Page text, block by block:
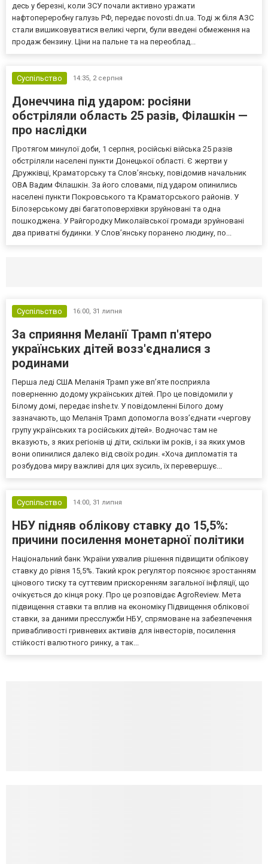
десь у березні, коли ЗСУ почали активно уражати
нафтопереробну галузь РФ, передає novosti.dn.ua. Тоді ж біля АЗС
стали вишиковуватися великі черги, були введені обмеження на
продаж бензину. Ціни на пальне та на переоблад...
Суспільство 14:35, 2 серпня
Донеччина під ударом: росіяни
обстріляли область 25 разів, Філашкін —
про наслідки
Протягом минулої доби, 1 серпня, російські війська 25 разів
обстріляли населені пункти Донецької області. Є жертви у
Дружківці, Краматорську та Слов’янську, повідомив начальник
ОВА Вадим Філашкін. За його словами, під ударом опинились
населені пункти Покровського та Краматорського районів. У
Білозерському дві багатоповерхівки зруйновані та одна
пошкоджена. У Райгородку Миколаївської громади зруйновані
два приватні будинки. У Слов’янську поранено людину, по...
Суспільство 16:00, 31 липня
За сприяння Меланії Трамп п'ятеро
українських дітей возз'єдналися з
родинами
Перша леді США Меланія Трамп уже впʼяте посприяла
поверненню додому українських дітей. Про це повідомили у
Білому домі, передає inshe.tv. У повідомленні Білого дому
зазначають, що Меланія Трамп допомогла возз’єднати «чергову
групу українських та російських дітей». Водночас там не
вказують, з яких регіонів ці діти, скільки їм років, і за яких умов
вони опинилися далеко від своїх родин. «Хоча дипломатія та
розбудова миру важливі для цих зусиль, їх перевершує...
Суспільство 14:00, 31 липня
НБУ підняв облікову ставку до 15,5%:
причини посилення монетарної політики
Національний банк України ухвалив рішення підвищити облікову
ставку до рівня 15,5%. Такий крок регулятор пояснює зростанням
цінового тиску та суттєвим прискоренням загальної інфляції, що
очікується до кінця року. Про це розповідає AgroReview. Мета
підвищення ставки та вплив на економіку Підвищення облікової
ставки, за даними пресслужби НБУ, спрямоване на забезпечення
привабливості гривневих активів для інвесторів, посилення
стійкості валютного ринку, а так...